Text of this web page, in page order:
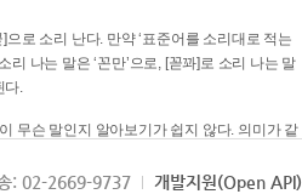
]으로 소리 난다. 만약 ‘표준어를 소리대로 적는
다.
무슨 말인지 알아보기가 쉽지 않다. 의미가 같
: 02-2669-9737 개발지원(Open API)